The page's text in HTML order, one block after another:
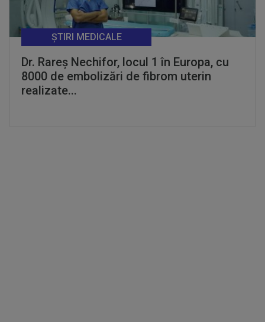
Dr. Rareș Nechifor, locul 1 în Europa, cu
8000 de embolizări de fibrom uterin
realizate...
ȘTIRI MEDICALE